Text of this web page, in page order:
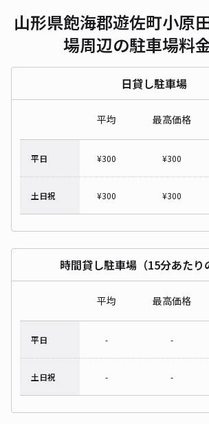
山形県飽海郡遊佐町小原
場周辺の駐車場料
日貸し駐車場
平均 最高価格
平日 ¥300 ¥300
土日祝 ¥300 ¥300
時間貸し駐車場（15分あたり
平均 最高価格
平日 - -
土日祝 - -